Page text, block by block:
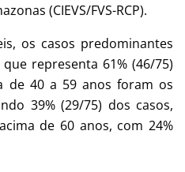
(CIEVS/FVS-RCP).
os casos predominantes
representa 61% (46/75)
de 40 a 59 anos foram os
39% (29/75) dos casos,
de 60 anos, com 24%